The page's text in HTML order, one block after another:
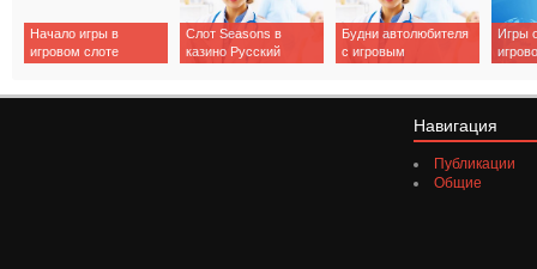
Начало игры в
игровом слоте
Слот Seasons в
казино Русский
Будни автолюбителя
с игровым
Игры
Навигация
Публикации
Общие